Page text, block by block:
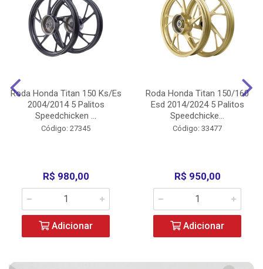
Roda Honda Titan 150 Ks/Es
2004/2014 5 Palitos
Speedchicken ...
Código: 27345
R$ 980,00
Adicionar
Roda Honda Titan 150/160
Esd 2014/2024 5 Palitos
Speedchicke...
Código: 33477
R$ 950,00
Adicionar